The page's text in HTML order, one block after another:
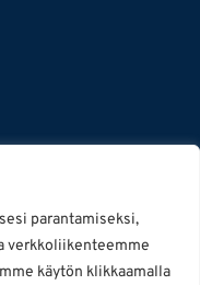
parantamiseksi,
verkkoliikenteemme
käytön klikkaamalla